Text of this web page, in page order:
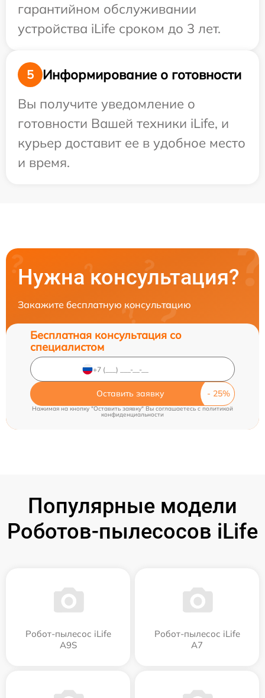
гарантийном обслуживании
устройства iLife сроком до 3 лет.
5
Информирование о готовности
Вы получите уведомление о
готовности Вашей техники iLife, и
курьер доставит ее в удобное место
и время.
Нужна консультация?
Закажите бесплатную консультацию
Бесплатная консультация со
специалистом
Оставить заявку
Нажимая на кнопку "Оставить заявку" Вы соглашаетесь c политикой
конфиденциальности
Популярные модели
Роботов-пылесосов iLife
Робот-пылесос iLife
A9S
Робот-пылесос iLife
A7